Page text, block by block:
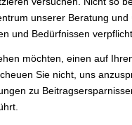
unserer Beratung
und Bedürfnissen
möchten, einen auf
Sie nicht, uns
zu